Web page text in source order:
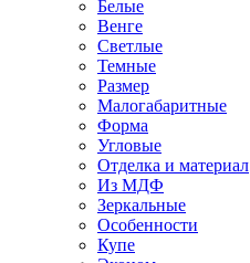
Белые
Венге
Светлые
Темные
Размер
Малогабаритные
Форма
Угловые
Отделка и материал
Из МДФ
Зеркальные
Особенности
Купе